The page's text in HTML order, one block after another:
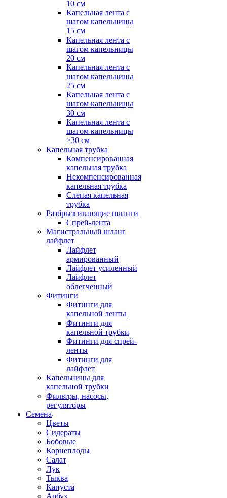
10 см
Капельная лента с
шагом капельницы
15 см
Капельная лента с
шагом капельницы
20 см
Капельная лента с
шагом капельницы
25 см
Капельная лента с
шагом капельницы
30 см
Капельная лента с
шагом капельницы
>30 см
Капельная трубка
Компенсированная
капельная трубка
Некомпенсированная
капельная трубка
Слепая капельная
трубка
Разбрызгивающие шланги
Спрей-лента
Магистральный шланг
лайфлет
Лайфлет
армированный
Лайфлет усиленный
Лайфлет
облегченный
Фитинги
Фитинги для
капельной ленты
Фитинги для
капельной трубки
Фитинги для спрей-
ленты
Фитинги для
лайфлет
Капельницы для
капельной трубки
Фильтры, насосы,
регуляторы
Семена
Цветы
Сидераты
Бобовые
Корнеплоды
Салат
Лук
Тыква
Капуста
Арбуз